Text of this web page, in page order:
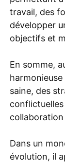
travail, des
développer
objectifs et
En somme,
saine, des
Dans un
évolution, il